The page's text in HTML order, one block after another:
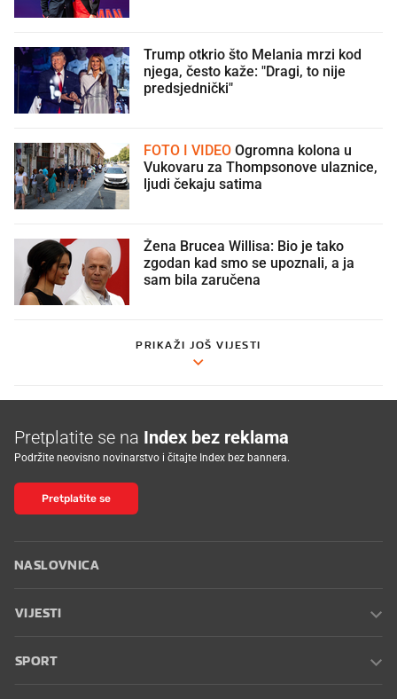
Trump otkrio što Melania mrzi kod
njega, često kaže: "Dragi, to nije
predsjednički"
FOTO I VIDEO
Vukovaru za Thompsonove ulaznice,
ljudi čekaju satima
Žena Brucea Willisa: Bio je tako
zgodan kad smo se upoznali, a ja
sam bila zaručena
PRIKAŽI JOŠ VIJESTI
Pretplatite se na Index bez reklama
Podržite neovisno novinarstvo i čitajte Index bez bannera.
Pretplatite se
NASLOVNICA
VIJESTI
SPORT